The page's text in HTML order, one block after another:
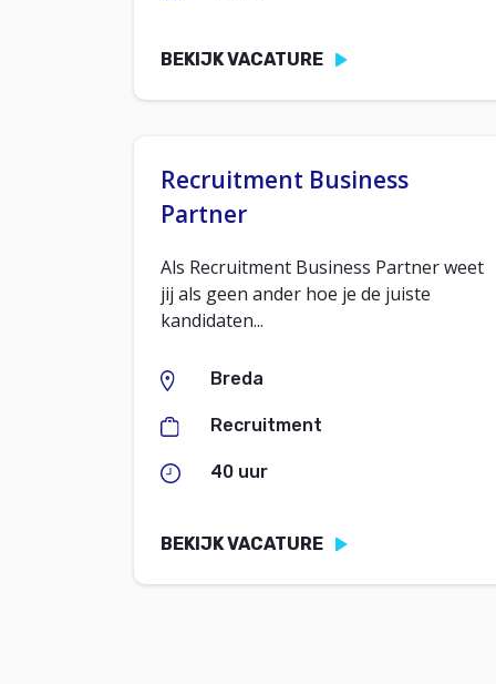
BEKIJK VACATURE
Recruitment Business
Partner
Als Recruitment Business Partner weet
jij als geen ander hoe je de juiste
kandidaten...
Breda
Recruitment
40 uur
BEKIJK VACATURE